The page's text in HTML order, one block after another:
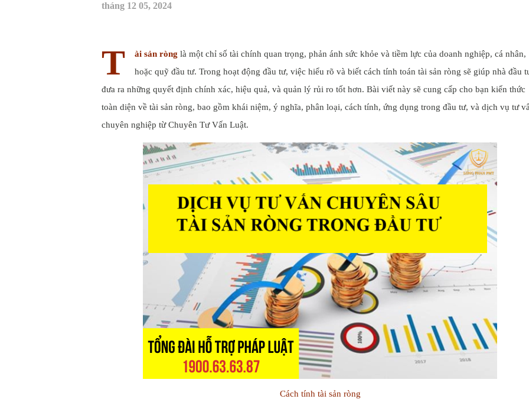
tháng 12 05, 2024
T ài sản ròng là một chỉ số tài chính quan trọng, phản ánh sức khỏe và tiềm lực của doanh nghiệp, cá nhân,
hoặc quỹ đầu tư. Trong hoạt động đầu tư, việc hiểu rõ và biết cách tính toán tài sản ròng sẽ giúp nhà đầu
đưa ra những quyết định chính xác, hiệu quả, và quản lý rủi ro tốt hơn. Bài viết này sẽ cung cấp cho bạn kiến thức
toàn diện về tài sản ròng, bao gồm khái niệm, ý nghĩa, phân loại, cách tính, ứng dụng trong đầu tư, và dịch vụ tư
chuyên nghiệp từ Chuyên Tư Vấn Luật.
Cách tính tài sản ròng